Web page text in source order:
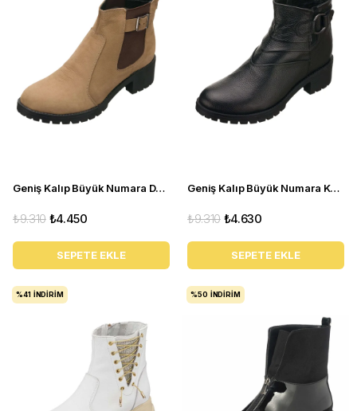
Geniş Kalıp Büyük Numara Deri BOT YSM63 Kum
₺4.450
₺9.310
SEPETE EKLE
Geniş Kalıp Büyük Numara Kadın Bot YSM26 Siyah
₺4.630
₺9.310
SEPETE EKLE
%41 İNDIRIM %50 İNDIRIM